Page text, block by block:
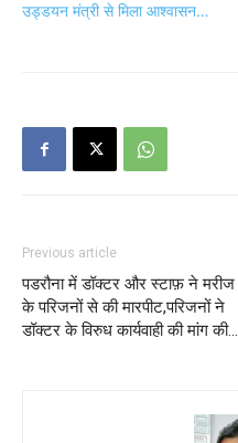
उड्डयन मंत्री से मिला आश्वासन…
Previous article
पडरौना में डॉक्टर और स्टाफ़ ने मरीज
के परिजनों से की मारपीट,परिजनों ने
डॉक्टर के विरुध कार्यवाही की मांग की…